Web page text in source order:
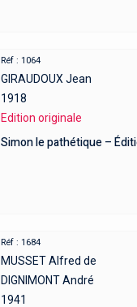
Réf : 1064
GIRAUDOUX Jean
1918
Edition originale
Simon le pathétique –
Réf : 1684
MUSSET Alfred de
DIGNIMONT André
1941